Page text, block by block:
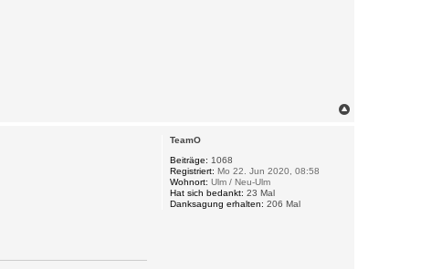
TeamO
Beiträge: 1068
Registriert: Mo 22. Jun 2020, 08:58
Wohnort: Ulm / Neu-Ulm
Hat sich bedankt: 23 Mal
Danksagung erhalten: 206 Mal